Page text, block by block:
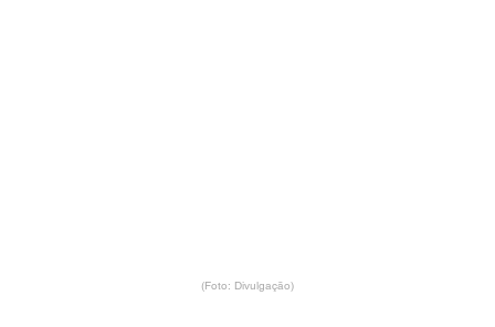
(Foto: Divulgação)